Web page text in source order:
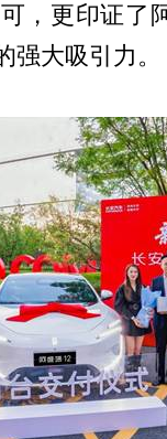
，更印证了
大吸引力。